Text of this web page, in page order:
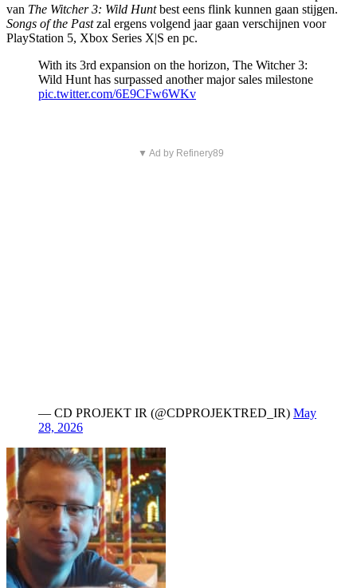
van The Witcher 3: Wild Huntbest eens flink kunnen gaan stijgen.
Songs of the Pastzal ergens volgend jaar gaan verschijnen voor
PlayStation 5, Xbox Series X|S en pc.
With its 3rd expansion on the horizon, The Witcher 3:
Wild Hunt has surpassed another major sales milestone
pic.twitter.com/6E9CFw6WKv
▼ Ad by Refinery89
— CD PROJEKT IR (@CDPROJEKTRED_IR) May
28, 2026